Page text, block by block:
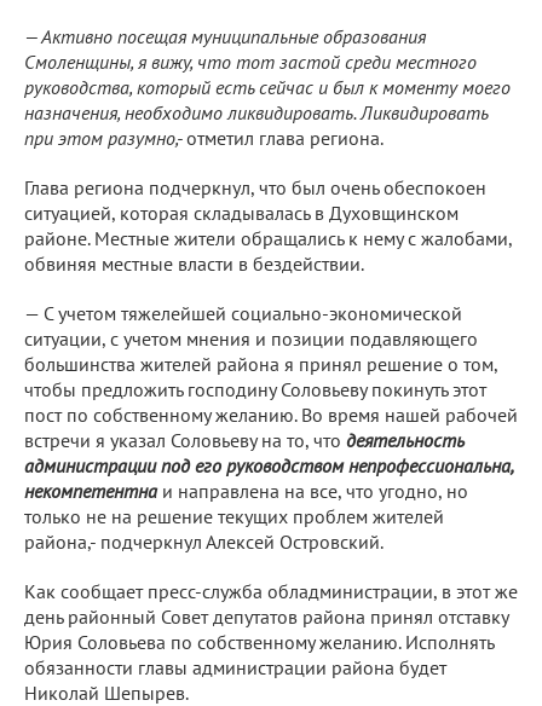
— Активно посещая муниципальные образования
Смоленщины, я вижу, что тот застой среди местного
руководства, который есть сейчас и был к моменту моего
назначения, необходимо ликвидировать. Ликвидировать
при этом разумно,-отметил глава региона.
Глава региона подчеркнул, что был очень обеспокоен
ситуацией, которая складывалась в Духовщинском
районе. Местные жители обращались к нему с жалобами,
обвиняя местные власти в бездействии.
— С учетом тяжелейшей социально-экономической
ситуации, с учетом мнения и позиции подавляющего
большинства жителей района я принял решение о том,
чтобы предложить господину Соловьеву покинуть этот
пост по собственному желанию. Во время нашей рабочей
встречи я указал Соловьеву на то, что деятельность
администрации под его руководством непрофессиональна,
некомпетентнаи направлена на все, что угодно, но
только не на решение текущих проблем жителей
района,- подчеркнул Алексей Островский.
Как сообщает пресс-служба обладминистрации, в этот же
день районный Совет депутатов района принял отставку
Юрия Соловьева по собственному желанию. Исполнять
обязанности главы администрации района будет
Николай Шепырев.